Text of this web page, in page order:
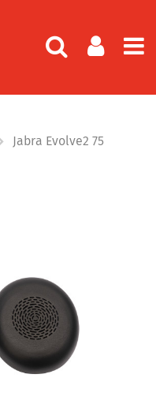
Jabra Evolve2 75